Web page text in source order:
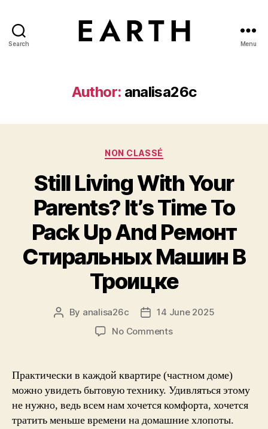
Search Menu
Author: analisa26c
Categories
NON CLASSÉ
Still Living With Your
Parents? It’s Time To
Pack Up And Ремонт
Стиральных Машин В
Троицке
Post
By analisa26c
Post14 June 2025
No Commentson
Parents?
It’s
Time
Практически в каждой квартире (частном доме)
можно увидеть бытовую технику. Удивляться этому
не нужно, ведь всем нам хочется комфорта, хочется
тратить меньше времени на домашние хлопоты.